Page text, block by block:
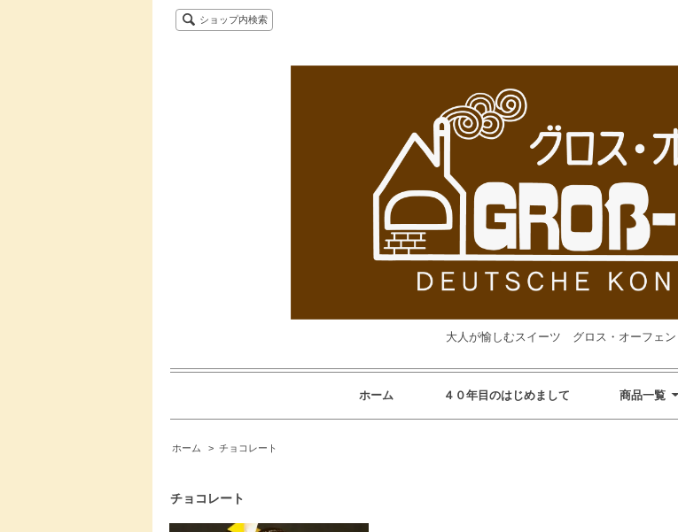
ショップ内検索
大人が愉しむスイーツ グロス・オーフェ
ホーム ４０年目のはじめまして 商品一覧
ホーム > チョコレート
チョコレート